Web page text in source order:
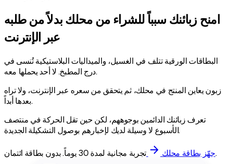
امنح زبائنك سبباً للشراء من محلك بدلاً من طلبه
عبر الإنترنت
البطاقات الورقية تتلف في الغسيل، والميداليات البلاستيكية تُنسى في
درج المطبخ. لا أحد يحملها معه.
زبون يعاين المنتج في محلك، ثم يتحقق من سعره عبر الإنترنت، ولا تراه
بعدها أبداً.
تعرف زبائنك الدائمين بوجوههم، لكن حين تقل الحركة في منتصف
الأسبوع لا وسيلة لديك لإخبارهم بوصول التشكيلة الجديدة.
جهّز بطاقة محلك arrow_forward تجربة مجانية لمدة 30 يوماً. بدون بطاقة ائتمان.